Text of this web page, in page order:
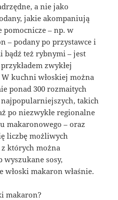
a nie jako
jakie akompaniują
– np. w
– podany po przystawce i
bądź też rybnymi – jest
zwykłej
kuchni włoskiej można
ponad 300 rozmaitych
takich
po niezwykłe regionalne
makaronowego – oraz
liczbę możliwych
których można
sosy,
włoski makaron właśnie.
makaron?